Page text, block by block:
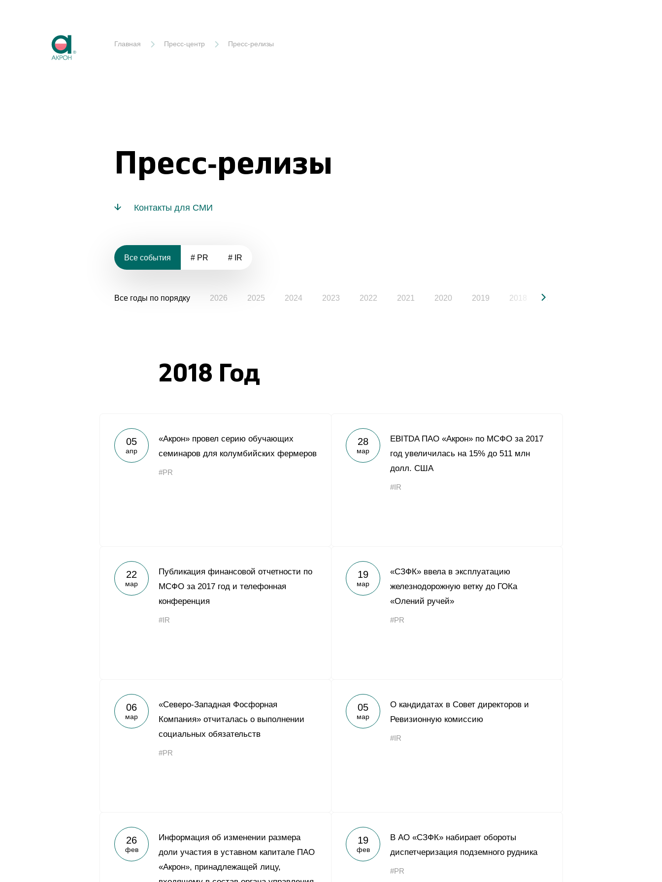
Главная Пресс-центр Пресс-релизы
Пресс-релизы
Контакты для СМИ
Все события # PR # IR
Все годы по порядку 2026 2025 2024 2023 2022 2021 2020 2019 2018
2018 Год
05
апр
«Акрон» провел серию обучающих
семинаров для колумбийских фермеров
#PR
28
мар
EBITDA ПАО «Акрон» по МСФО за 2017
год увеличилась на 15% до 511 млн
долл. США
#IR
22
мар
Публикация финансовой отчетности по
МСФО за 2017 год и телефонная
конференция
#IR
19
мар
«СЗФК» ввела в эксплуатацию
железнодорожную ветку до ГОКа
«Олений ручей»
#PR
06
мар
«Северо-Западная Фосфорная
Компания» отчиталась о выполнении
социальных обязательств
#PR
05
мар
О кандидатах в Совет директоров и
Ревизионную комиссию
#IR
26
фев
Информация об изменении размера
доли участия в уставном капитале ПАО
«Акрон», принадлежащей лицу,
19
фев
В АО «СЗФК» набирает обороты
диспетчеризация подземного рудника
#PR